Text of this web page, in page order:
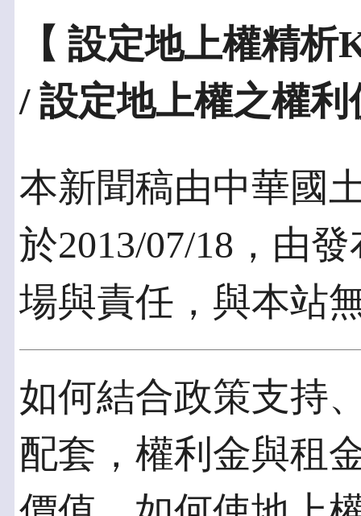
【 設定地上權精
/ 設定地上權之權利
本新聞稿由中華國
於2013/07/18，由
場與責任，與本站
如何結合政策支持
配套，權利金與租